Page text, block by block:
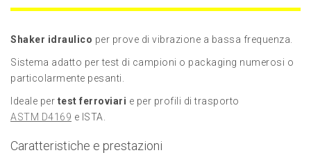
Shaker idraulico per prove di vibrazione a bassa frequenza.
Sistema adatto per test di campioni o packaging numerosi o
particolarmente pesanti.
Ideale per test ferroviari e per profili di trasporto
ASTM D4169 e ISTA.
Caratteristiche e prestazioni